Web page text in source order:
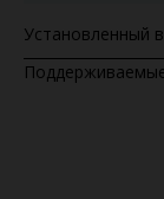
Установленный